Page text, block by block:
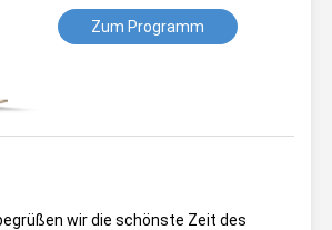
Zum Programm
wir die schönste Zeit des